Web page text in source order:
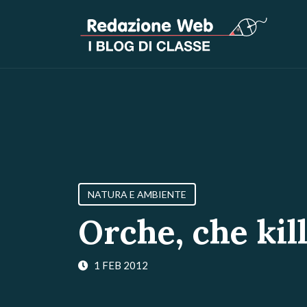
NATURA E AMBIENTE
Orche, che
1 FEB 2012